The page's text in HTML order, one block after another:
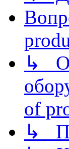
↳
of
↳